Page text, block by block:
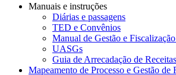
Manuais e instruções
Diárias e passagens
TED e Convênios
Manual de Gestão e
UASGs
Guia de Arrecadação de Receitas
Mapeamento de Processo e Gestão de